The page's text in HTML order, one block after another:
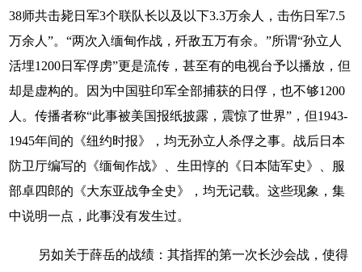
38师共击毙日军3个联队长以及以下3.3万余人，击伤日军7.5
万余人”。“两次入缅甸作战，歼敌五万有余。”所谓“孙立人
活埋1200日军俘虏”更是流传，甚至有的电视台予以播放，但
却是虚构的。因为中国驻印军全部捕获的日俘，也不够1200
人。传播者称“此事被美国报纸披露，震惊了世界”，但1943-
1945年间的《纽约时报》，均无孙立人杀俘之事。战后日本
防卫厅编写的《缅甸作战》、生田惇的《日本陆军史》、服
部卓四郎的《大东亚战争全史》，均无记载。这些现象，集
中说明一点，此事没有发生过。
另如关于薛岳的战绩：其指挥的第一次长沙会战，使得